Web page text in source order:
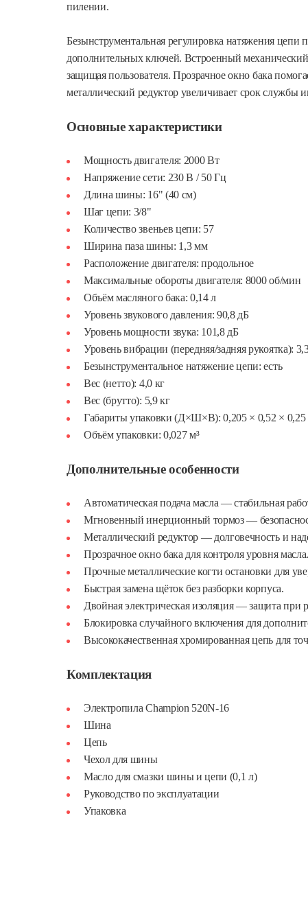
пилении.
Безынструментальная регулировка натяжения цепи
дополнительных ключей. Встроенный
защищая пользователя. Прозрачное окно бака
металлический редуктор увеличивает срок службы
Основные характеристики
Мощность двигателя: 2000 Вт
Напряжение сети: 230 В / 50 Гц
Длина шины: 16" (40 см)
Шаг цепи: 3/8"
Количество звеньев цепи: 57
Ширина паза шины: 1,3 мм
Расположение двигателя: продольное
Максимальные обороты двигателя: 8000 об/мин
Объём масляного бака: 0,14 л
Уровень звукового давления: 90,8 дБ
Уровень мощности звука: 101,8 дБ
Уровень вибрации (передняя/задняя рукоятка):
Безынструментальное натяжение цепи: есть
Вес (нетто): 4,0 кг
Вес (брутто): 5,9 кг
Габариты упаковки (Д×Ш×В): 0,205 × 0,52 ×
Объём упаковки: 0,027 м³
Дополнительные особенности
Автоматическая подача масла — стабильная
Мгновенный инерционный тормоз —
Металлический редуктор — долговечность и
Прозрачное окно бака для контроля уровня масла.
Прочные металлические когти остановки для
Быстрая замена щёток без разборки корпуса.
Двойная электрическая изоляция — защита при
Блокировка случайного включения для
Высококачественная хромированная цепь для
Комплектация
Электропила Champion 520N-16
Шина
Цепь
Чехол для шины
Масло для смазки шины и цепи (0,1 л)
Руководство по эксплуатации
Упаковка